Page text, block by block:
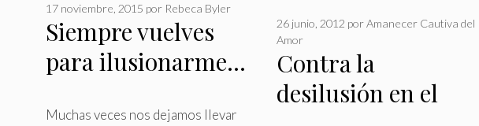
Siempre vuelves
para ilusionarme…
17 noviembre, 2015 por Rebeca Byler
Muchas veces nos dejamos llevar
Contra la
desilusión en el
26 junio, 2012 porAmanecer Cautiva del
Amor